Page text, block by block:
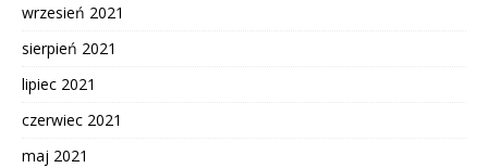
wrzesień 2021
sierpień 2021
lipiec 2021
czerwiec 2021
maj 2021